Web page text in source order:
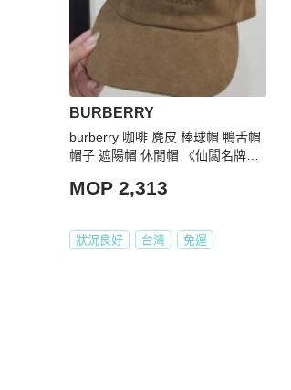
BURBERRY
burberry 咖啡 麂皮 棒球帽 鴨舌帽
帽子 遮陽帽 休閒帽 《仙闆名牌精
MOP 2,313
狀況良好 台灣 免運